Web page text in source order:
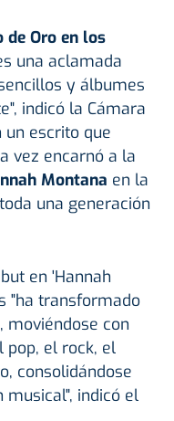
de Oro en los
una aclamada
y álbumes
indicó la Cámara
un escrito que
vez encarnó a la
Montana en la
una generación
en 'Hannah
"ha transformado
moviéndose con
el rock, el
consolidándose
indicó el